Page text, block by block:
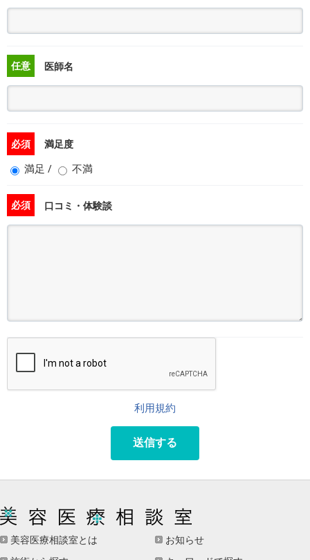
任意 医師名
必須 満足度
満足 / 不満
必須 口コミ・体験談
利用規約
送信する
美容医療相談室とは
お知らせ